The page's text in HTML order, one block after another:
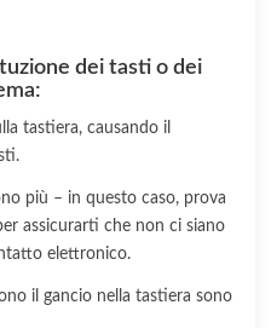
dei tasti o dei
tastiera, causando il
più – in questo caso, prova
assicurarti che non ci siano
elettronico.
il gancio nella tastiera sono